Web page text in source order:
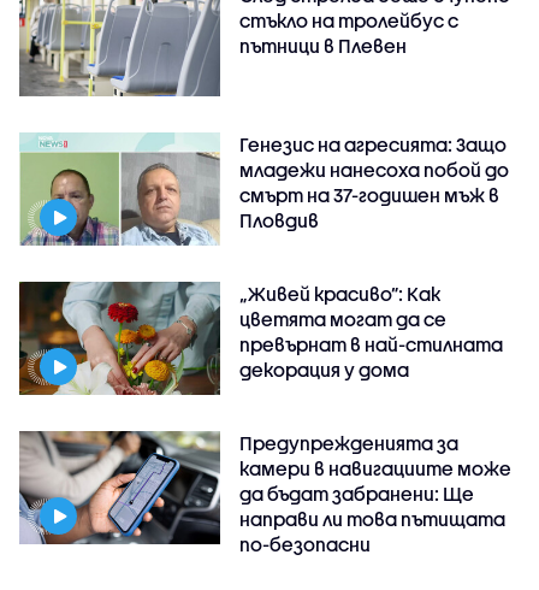
стъкло на тролейбус с
пътници в Плевен
Генезис на агресията: Защо
младежи нанесоха побой до
смърт на 37-годишен мъж в
Пловдив
„Живей красиво”: Как
цветята могат да се
превърнат в най-стилната
декорация у дома
Предупрежденията за
камери в навигациите може
да бъдат забранени: Ще
направи ли това пътищата
по-безопасни